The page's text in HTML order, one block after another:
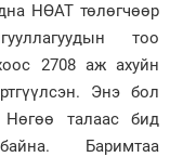
НӨАТ төлөгчөөр
тоо
2708 аж ахуйн
Энэ бол
талаас бид
Баримтаа